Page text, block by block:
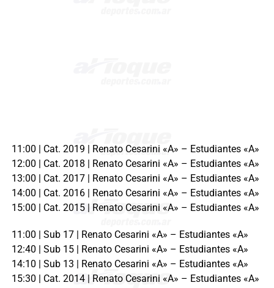
11:00 | Cat. 2019 | Renato Cesarini «A» – Estudiantes «A»
12:00 | Cat. 2018 | Renato Cesarini «A» – Estudiantes «A»
13:00 | Cat. 2017 | Renato Cesarini «A» – Estudiantes «A»
14:00 | Cat. 2016 | Renato Cesarini «A» – Estudiantes «A»
15:00 | Cat. 2015 | Renato Cesarini «A» – Estudiantes «A»
11:00 | Sub 17 | Renato Cesarini «A» – Estudiantes «A»
12:40 | Sub 15 | Renato Cesarini «A» – Estudiantes «A»
14:10 | Sub 13 | Renato Cesarini «A» – Estudiantes «A»
15:30 | Cat. 2014 | Renato Cesarini «A» – Estudiantes «A»